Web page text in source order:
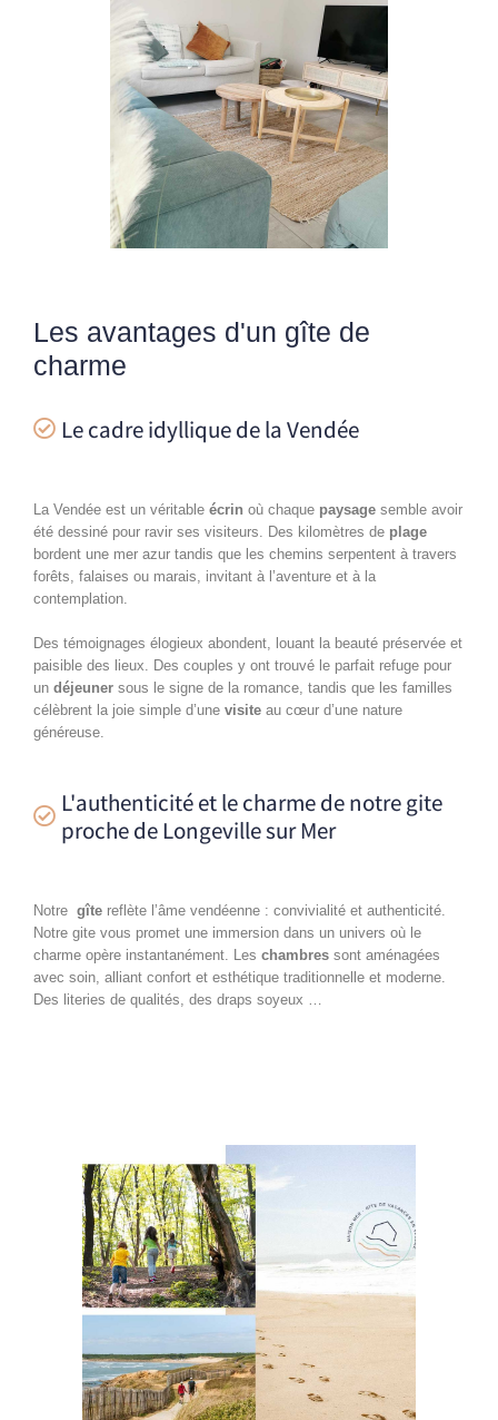
Les avantages d'un gîte de
charme
Le cadre idyllique de la Vendée
La Vendée est un véritable écrin où chaque paysage semble avoir
été dessiné pour ravir ses visiteurs. Des kilomètres de plage
bordent une mer azur tandis que les chemins serpentent à travers
forêts, falaises ou marais, invitant à l’aventure et à la
contemplation.
Des témoignages élogieux abondent, louant la beauté préservée et
paisible des lieux. Des couples y ont trouvé le parfait refuge pour
un déjeuner sous le signe de la romance, tandis que les familles
célèbrent la joie simple d’une visite au cœur d’une nature
généreuse.
L'authenticité et le charme de notre gite
proche de Longeville sur Mer
Notre gîte reflète l’âme vendéenne : convivialité et authenticité.
Notre gite vous promet une immersion dans un univers où le
charme opère instantanément. Les chambres sont aménagées
avec soin, alliant confort et esthétique traditionnelle et moderne.
Des literies de qualités, des draps soyeux …